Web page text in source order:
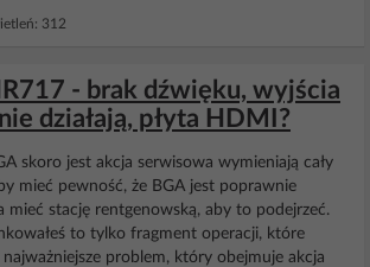
312
- brak dźwięku, wyjścia
działają, płyta HDMI?
skoro jest akcja serwisowa wymieniają cały
mieć pewność, że BGA jest poprawnie
mieć stację rentgenowską, aby to podejrzeć.
to tylko fragment operacji, które
problem, który obejmuje akcja